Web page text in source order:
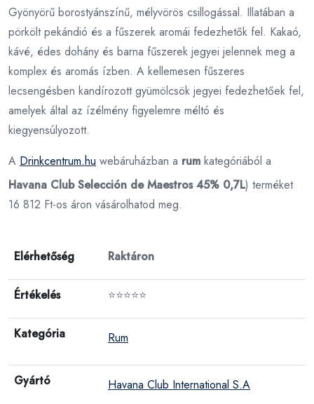
Gyönyörű borostyánszínű, mélyvörös csillogással. Illatában a
pörkölt pekándió és a fűszerek aromái fedezhetők fel. Kakaó,
kávé, édes dohány és barna fűszerek jegyei jelennek meg a
komplex és aromás ízben. A kellemesen fűszeres
lecsengésben kandírozott gyümölcsök jegyei fedezhetőek fel,
amelyek által az ízélmény figyelemre méltó és
kiegyensúlyozott.
A Drinkcentrum.hu webáruházban a rum kategóriából a
Havana Club Selección de Maestros 45% 0,7L) terméket
16 812 Ft-os áron vásárolhatod meg.
Elérhetőség Raktáron
Értékelés ⭐⭐⭐⭐⭐
Kategória Rum
Gyártó Havana Club International S.A